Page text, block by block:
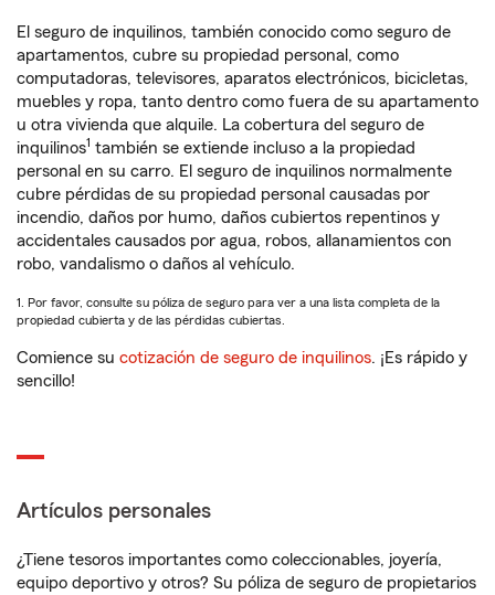
El seguro de inquilinos, también conocido como seguro de
apartamentos, cubre su propiedad personal, como
computadoras, televisores, aparatos electrónicos, bicicletas,
muebles y ropa, tanto dentro como fuera de su apartamento
u otra vivienda que alquile. La cobertura del seguro de
inquilinos1 también se extiende incluso a la propiedad
personal en su carro. El seguro de inquilinos normalmente
cubre pérdidas de su propiedad personal causadas por
incendio, daños por humo, daños cubiertos repentinos y
accidentales causados por agua, robos, allanamientos con
robo, vandalismo o daños al vehículo.
1. Por favor, consulte su póliza de seguro para ver a una lista completa de la
propiedad cubierta y de las pérdidas cubiertas.
Comience su cotización de seguro de inquilinos. ¡Es rápido y
sencillo!
Artículos personales
¿Tiene tesoros importantes como coleccionables, joyería,
equipo deportivo y otros? Su póliza de seguro de propietarios